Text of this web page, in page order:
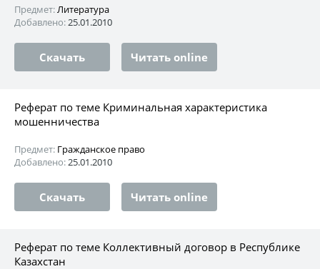
Предмет:Литература
Добавлено:25.01.2010
Скачать Читать online
Реферат по теме Криминальная характеристика
мошенничества
Предмет: Гражданское право
Добавлено:25.01.2010
Скачать Читать online
Реферат по теме Коллективный договор в Республике
Казахстан